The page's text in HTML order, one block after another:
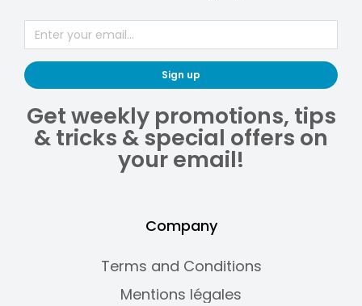
Sign up
Get weekly promotions, tips
& tricks & special offers on
your email!
Company
Terms and Conditions
Mentions légales